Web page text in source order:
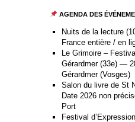
AGENDA DES
Nuits de la lecture
France entière / en
Le Grimoire –
Gérardmer (33e) —
Gérardmer (Vosges)
Salon du livre de St
Date 2026 non
Port
Festival